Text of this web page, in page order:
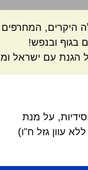
היקרים,
בגוף ובנפש!
עם ישראל
על מנת
עוון גזל ח"ו)